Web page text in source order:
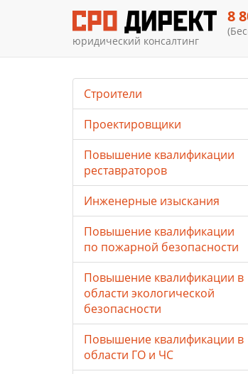
юридический консалтинг
8
Строители
Проектировщики
Повышение квалификации
реставраторов
Инженерные изыскания
Повышение квалификации
по пожарной безопасности
Повышение квалификации в
области экологической
безопасности
Повышение квалификации в
области ГО и ЧС